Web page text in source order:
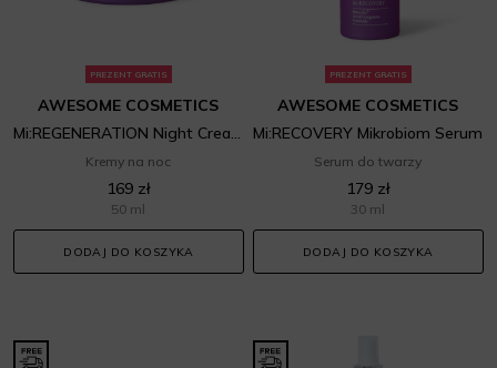
PREZENT GRATIS
AWESOME COSMETICS
Mi:REGENERATION Night Cream
Kremy na noc
169 zł
50 ml
DODAJ DO KOSZYKA
PREZENT GRATIS
AWESOME COSMETICS
Mi:RECOVERY Mikrobiom Serum
Serum do twarzy
179 zł
30 ml
DODAJ DO KOSZYKA